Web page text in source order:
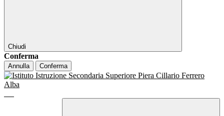
Chiudi
Conferma
Annulla Conferma